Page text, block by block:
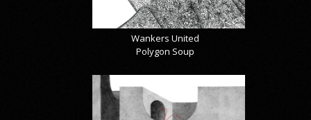
Wankers United
Polygon Soup